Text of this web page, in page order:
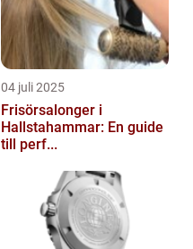
04 juli 2025
Frisörsalonger i
Hallstahammar: En guide
till perf...